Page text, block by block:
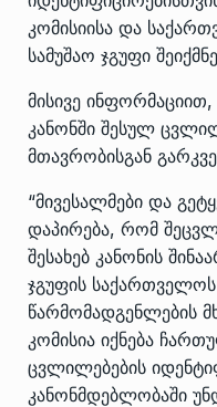
კომისიისა და
სამუშაო ჯგუფი
მისივე
კანონში შესულ
მთავრობისგან
“მივესალმები და
დაპირება, რომ
შესახებ კანონის
ჯგუფის
წარმომადგენლების
კომისია იქნება
ცვლილებების
კანონმდებლობაში